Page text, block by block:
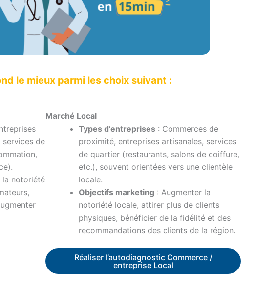
le mieux parmi les choix suivant :
services de
la notoriété
Marché Local
Types d’entreprises : Commerces de
proximité, entreprises artisanales, services
de quartier (restaurants, salons de coiffure,
etc.), souvent orientées vers une clientèle
locale.
Objectifs marketing : Augmenter la
notoriété locale, attirer plus de clients
physiques, bénéficier de la fidélité et des
recommandations des clients de la région.
Réaliser l’autodiagnostic Commerce /
entreprise Local